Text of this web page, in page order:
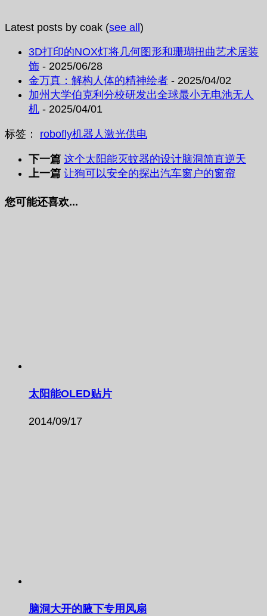
Latest posts by coak (see all )
3D打印的NOX灯将几何图形和珊瑚扭曲艺术居装
饰 - 2025/06/28
金万真：解构人体的精神绘者 - 2025/04/02
加州大学伯克利分校研发出全球最小无电池无人
机 - 2025/04/01
标签： robofly机器人激光供电
下一篇 这个太阳能灭蚊器的设计脑洞简直逆天
上一篇 让狗可以安全的探出汽车窗户的窗帘
您可能还喜欢...
太阳能OLED贴片
2014/09/17
脑洞大开的腋下专用风扇